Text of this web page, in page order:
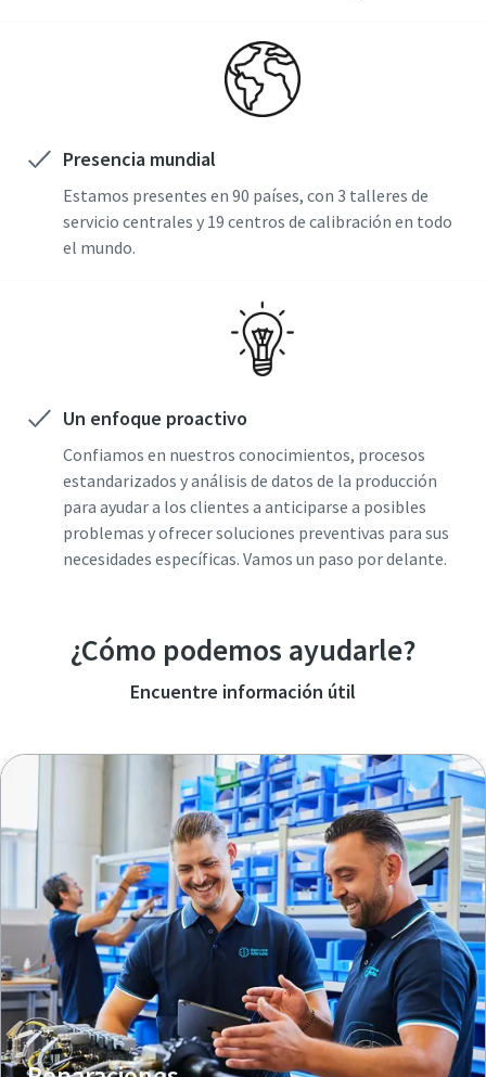
Presencia mundial
Estamos presentes en 90 países, con 3 talleres de
servicio centrales y 19 centros de calibración en todo
el mundo.
Un enfoque proactivo
Confiamos en nuestros conocimientos, procesos
estandarizados y análisis de datos de la producción
para ayudar a los clientes a anticiparse a posibles
problemas y ofrecer soluciones preventivas para sus
necesidades específicas. Vamos un paso por delante.
¿Cómo podemos ayudarle?
Encuentre información útil